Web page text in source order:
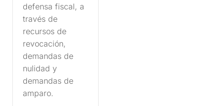
defensa fiscal, a
través de
recursos de
revocación,
demandas de
nulidad y
demandas de
amparo.